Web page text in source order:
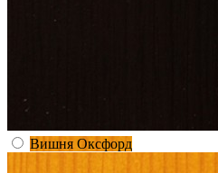
Вишня Оксфорд